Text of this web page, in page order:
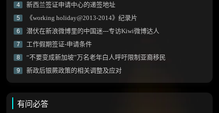
4 新西兰签证申请中心的递签地址
5 《working holiday@2013-2014》纪录片
6 潜伏在新浪微博里的中国迷---专访Kiwi微博达人
7 工作假期签证-申请条件
8 “不要变成新加坡”万名老年白人呼吁限制亚裔移民
9 新政后银蕨政策的相关调整及应对
有问必答